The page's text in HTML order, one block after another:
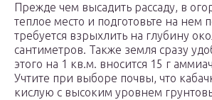
Прежде чем высадить рассаду, в
теплое место и подготовьте на нем
требуется взрыхлить на глубину
сантиметров. Также земля сразу
этого на 1 кв.м. вносится 15 г
Учтите при выборе почвы, что
кислую с высоким уровнем